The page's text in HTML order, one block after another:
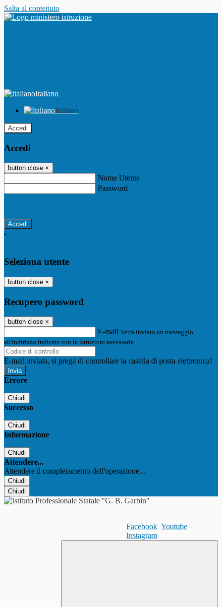
Salta al contenuto
Italiano
Italiano
Accedi
Accedi
button close ×
Nome Utente
Password
-
Seleziona utente
button close ×
Recupero password
button close ×
E-mail Verrà inviato un messaggio
all'indirizzo indicato con le istruzioni necessarie.
E-mail inviata, si prega di controllare la casella di posta elettronica!
Errore
Chiudi
Successo
Chiudi
Informazione
Chiudi
Attendere...
Attendere il completamento dell'operazione...
Chiudi
Chiudi
Facebook Youtube
Instagram